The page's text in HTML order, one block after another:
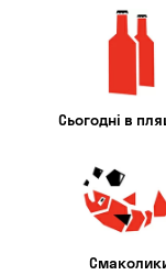
Сьогодні в